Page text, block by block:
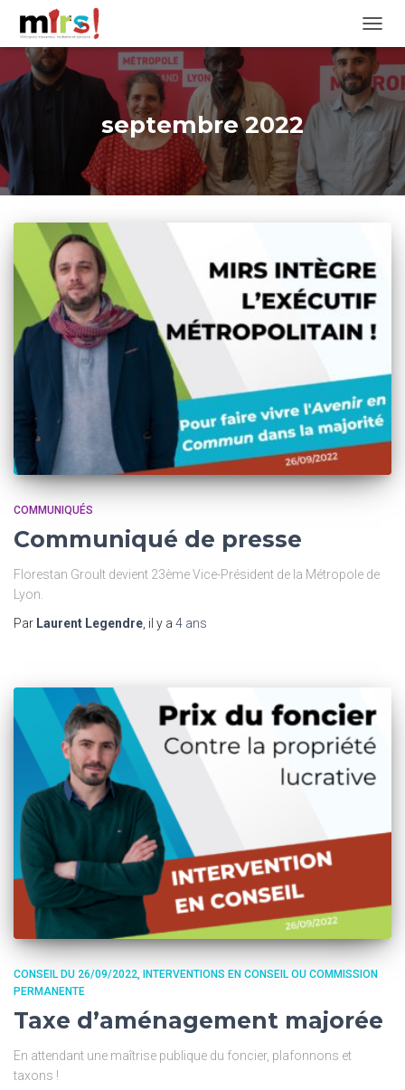
septembre 2022
COMMUNIQUÉS
Communiqué de presse
Florestan Groult devient 23ème Vice-Président de la Métropole de
Lyon.
Par Laurent Legendre , il y a 4 ans
CONSEIL DU 26/09/2022
INTERVENTIONS EN CONSEIL OU COMMISSION
PERMANENTE
Taxe d’aménagement majorée
En attendant une maîtrise publique du foncier, plafonnons et
taxons !